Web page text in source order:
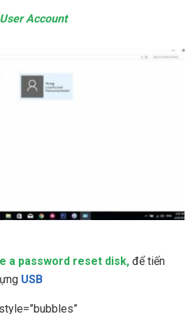
Account
a password reset disk, để tiến
USB